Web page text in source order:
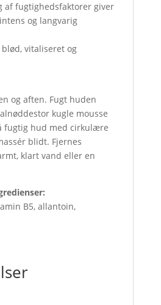
af fugtighedsfaktorer giver
og langvarig
vitaliseret og
og aften. Fugt huden
kugle mousse
fugtig hud med cirkulære
blidt. Fjernes
klart vand eller en
B5, allantoin,